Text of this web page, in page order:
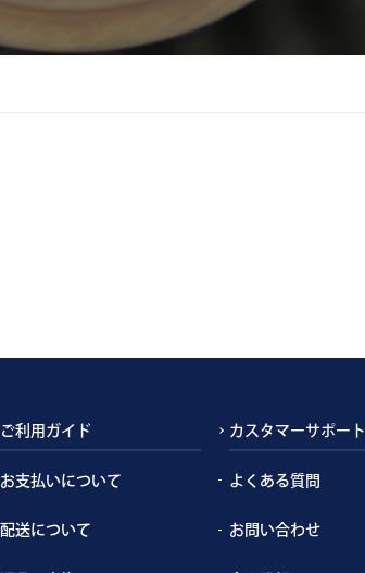
ご利用ガイド
お支払いについて
配送について
カスタマーサポート
よくある質問
お問い合わせ